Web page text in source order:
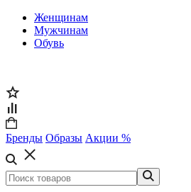
Женщинам
Мужчинам
Обувь
Бренды Образы Акции %